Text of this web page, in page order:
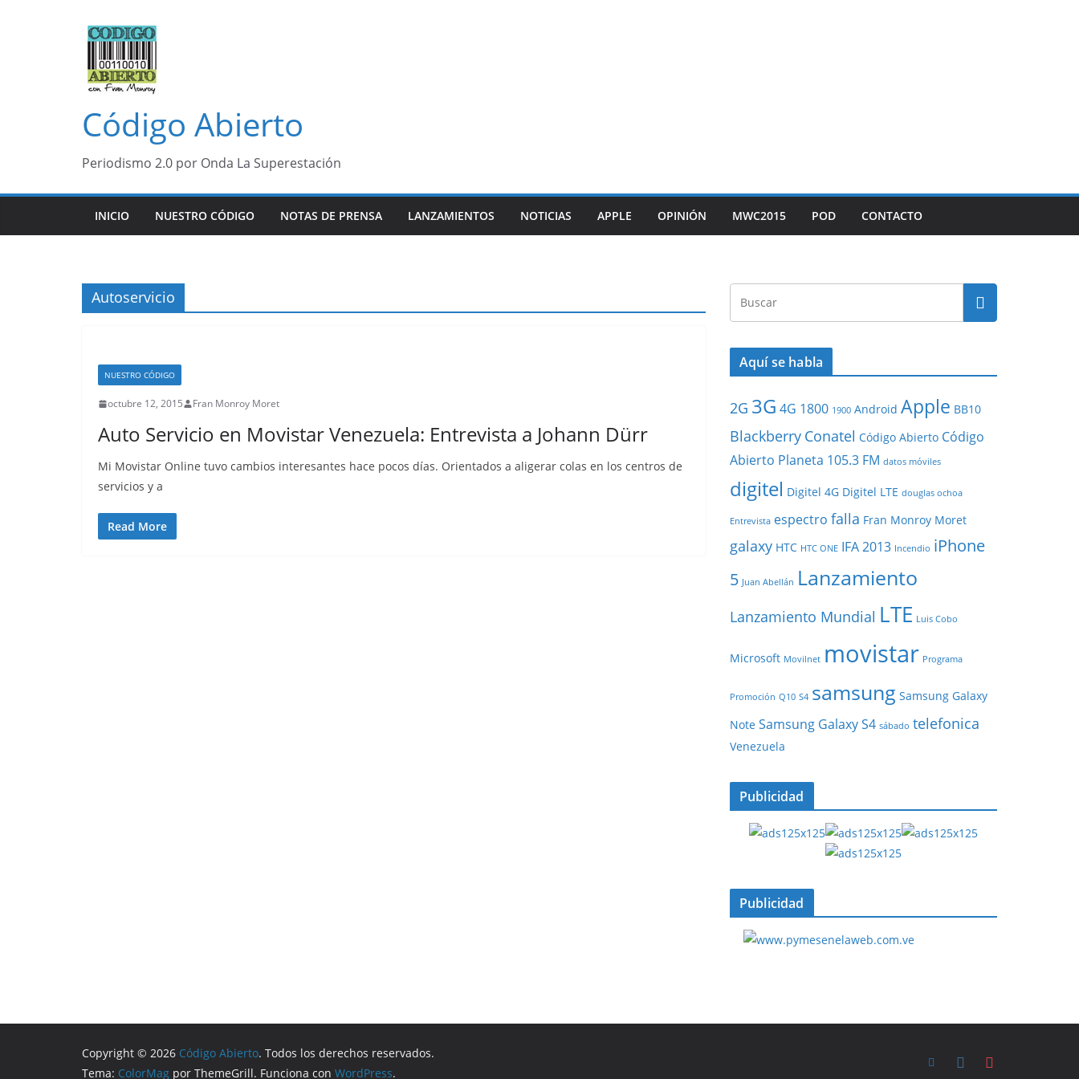
Código Abierto
Periodismo 2.0 por Onda La Superestación
INICIO NUESTRO CÓDIGO NOTAS DE PRENSA LANZAMIENTOS NOTICIAS APPLE OPINIÓN MWC2015 POD CONTACTO
Autoservicio
NUESTRO CÓDIGO
octubre 12, 2015 Fran Monroy Moret
Auto Servicio en Movistar Venezuela: Entrevista a Johann Dürr
Mi Movistar Online tuvo cambios interesantes hace pocos días. Orientados a aligerar colas en los centros de
servicios y a
Read More
Aquí se habla
2G 3G 4G 1800 1900 Android Apple BB10
Blackberry Conatel Código Abierto Código
Abierto Planeta 105.3 FM datos móviles
digitel Digitel 4G Digitel LTE douglas ochoa
Entrevista espectro falla Fran Monroy Moret
galaxy HTC HTC ONE IFA 2013 Incendio iPhone
5 Juan Abellán Lanzamiento
Lanzamiento Mundial LTE Luis Cobo
Microsoft Movilnet movistar Programa
Promoción Q10 S4 samsung Samsung Galaxy
Note Samsung Galaxy S4 sábado telefonica
Venezuela
Publicidad
Publicidad
Copyright © 2026 Código Abierto. Todos los derechos reservados.
Tema: ColorMag por ThemeGrill. Funciona con WordPress.